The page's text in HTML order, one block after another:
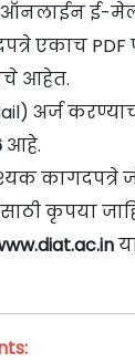
ऑनलाईन ई-
एकाच
आहेत.
अर्ज
आहे.
कागदपत्रे
कृपया